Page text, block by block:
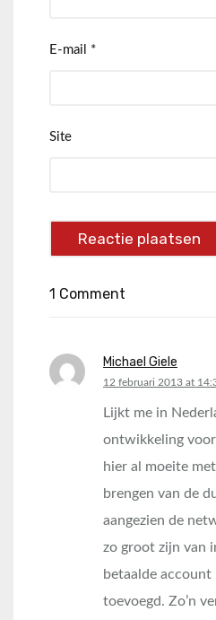
E-mail *
Site
1 Comment
Michael Giele
says:
12 februari 2013 at
Lijkt me in
ontwikkeling
hier al moeite
brengen van de
aangezien de
zo groot zijn van
betaalde account
toevoegd. Zo’n